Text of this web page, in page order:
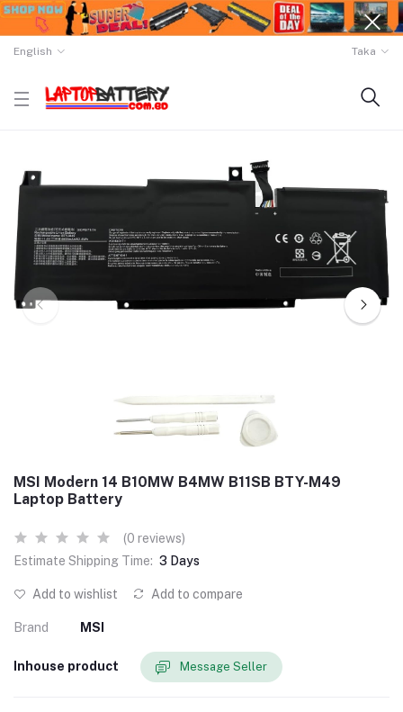
English Taka
MSI Modern 14 B10MW B4MW B11SB BTY-M49
Laptop Battery
(0 reviews)
Estimate Shipping Time: 3 Days
Add to wishlist Add to compare
Brand MSI
Inhouse product Message Seller